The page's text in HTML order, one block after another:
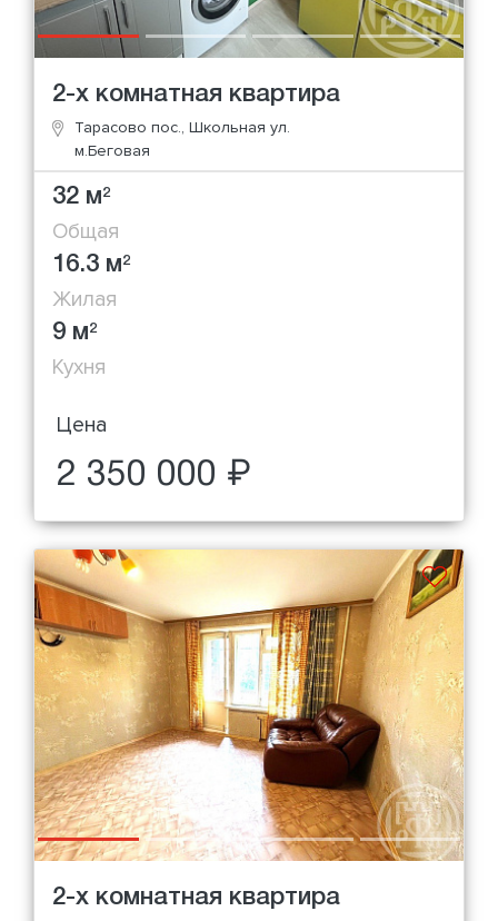
2-х комнатная квартира
Тарасово пос., Школьная ул.
м.Беговая
32 м2
Общая
16.3 м2
Жилая
9 м2
Кухня
Цена
2 350 000 ₽
2-х комнатная квартира